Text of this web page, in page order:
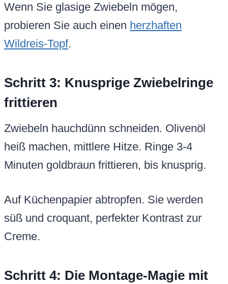
Wenn Sie glasige Zwiebeln mögen,
probieren Sie auch einen herzhaften
Wildreis-Topf.
Schritt 3: Knusprige Zwiebelringe
frittieren
Zwiebeln hauchdünn schneiden. Olivenöl
heiß machen, mittlere Hitze. Ringe 3-4
Minuten goldbraun frittieren, bis knusprig.
Auf Küchenpapier abtropfen. Sie werden
süß und croquant, perfekter Kontrast zur
Creme.
Schritt 4: Die Montage-Magie mit